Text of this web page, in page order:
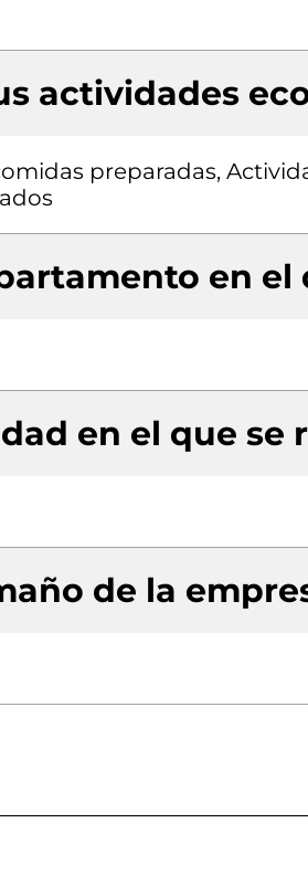
actividades
preparadas,
en el
en el que se
de la